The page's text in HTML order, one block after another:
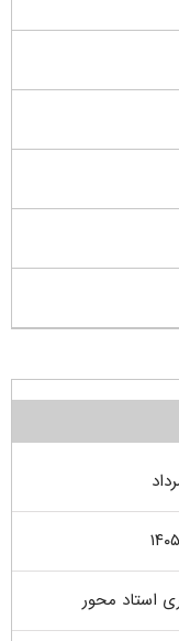
استاد محور